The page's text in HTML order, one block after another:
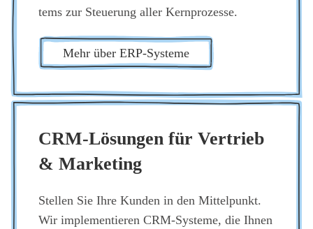
tems zur Steue­rung aller Kern­pro­zes­se.
Mehr über ERP-Sys­te­me
CRM-Lösun­gen für Ver­trieb
& Mar­ke­ting
Stel­len Sie Ihre Kun­den in den Mit­tel­punkt.
Wir imple­men­tie­ren CRM-Sys­te­me, die Ihnen